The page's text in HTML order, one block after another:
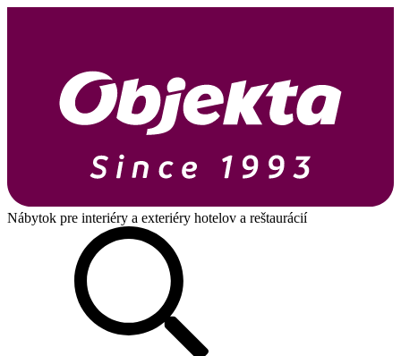
Nábytok pre interiéry a exteriéry hotelov a reštaurácií